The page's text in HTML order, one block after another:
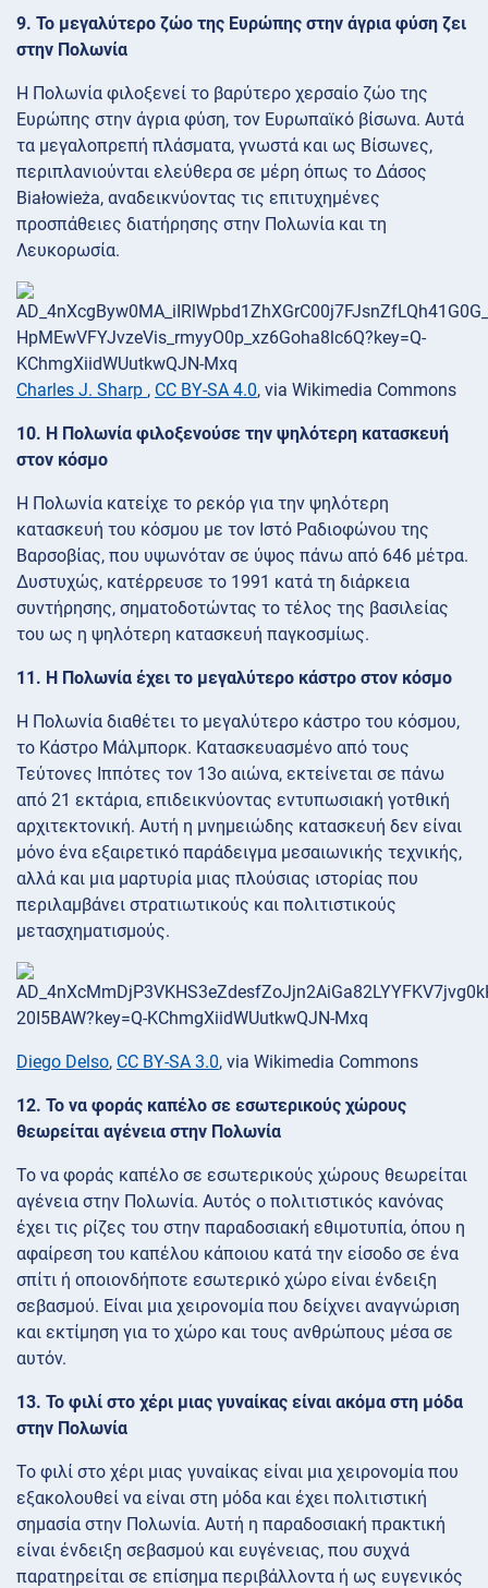
9. Το μεγαλύτερο ζώο της Ευρώπης στην άγρια φύση ζει
στην Πολωνία
Η Πολωνία φιλοξενεί το βαρύτερο χερσαίο ζώο της
Ευρώπης στην άγρια φύση, τον Ευρωπαϊκό βίσωνα. Αυτά
τα μεγαλοπρεπή πλάσματα, γνωστά και ως Βίσωνες,
περιπλανιούνται ελεύθερα σε μέρη όπως το Δάσος
Białowieża, αναδεικνύοντας τις επιτυχημένες
προσπάθειες διατήρησης στην Πολωνία και τη
Λευκορωσία.
Charles J. Sharp , CC BY-SA 4.0, via Wikimedia Commons
10. Η Πολωνία φιλοξενούσε την ψηλότερη κατασκευή
στον κόσμο
Η Πολωνία κατείχε το ρεκόρ για την ψηλότερη
κατασκευή του κόσμου με τον Ιστό Ραδιοφώνου της
Βαρσοβίας, που υψωνόταν σε ύψος πάνω από 646 μέτρα.
Δυστυχώς, κατέρρευσε το 1991 κατά τη διάρκεια
συντήρησης, σηματοδοτώντας το τέλος της βασιλείας
του ως η ψηλότερη κατασκευή παγκοσμίως.
11. Η Πολωνία έχει το μεγαλύτερο κάστρο στον κόσμο
Η Πολωνία διαθέτει το μεγαλύτερο κάστρο του κόσμου,
το Κάστρο Μάλμπορκ. Κατασκευασμένο από τους
Τεύτονες Ιππότες τον 13ο αιώνα, εκτείνεται σε πάνω
από 21 εκτάρια, επιδεικνύοντας εντυπωσιακή γοτθική
αρχιτεκτονική. Αυτή η μνημειώδης κατασκευή δεν είναι
μόνο ένα εξαιρετικό παράδειγμα μεσαιωνικής τεχνικής,
αλλά και μια μαρτυρία μιας πλούσιας ιστορίας που
περιλαμβάνει στρατιωτικούς και πολιτιστικούς
μετασχηματισμούς.
Diego Delso, CC BY-SA 3.0, via Wikimedia Commons
12. Το να φοράς καπέλο σε εσωτερικούς χώρους
θεωρείται αγένεια στην Πολωνία
Το να φοράς καπέλο σε εσωτερικούς χώρους θεωρείται
αγένεια στην Πολωνία. Αυτός ο πολιτιστικός κανόνας
έχει τις ρίζες του στην παραδοσιακή εθιμοτυπία, όπου η
αφαίρεση του καπέλου κάποιου κατά την είσοδο σε ένα
σπίτι ή οποιονδήποτε εσωτερικό χώρο είναι ένδειξη
σεβασμού. Είναι μια χειρονομία που δείχνει αναγνώριση
και εκτίμηση για το χώρο και τους ανθρώπους μέσα σε
αυτόν.
13. Το φιλί στο χέρι μιας γυναίκας είναι ακόμα στη μόδα
στην Πολωνία
Το φιλί στο χέρι μιας γυναίκας είναι μια χειρονομία που
εξακολουθεί να είναι στη μόδα και έχει πολιτιστική
σημασία στην Πολωνία. Αυτή η παραδοσιακή πρακτική
είναι ένδειξη σεβασμού και ευγένειας, που συχνά
παρατηρείται σε επίσημα περιβάλλοντα ή ως ευγενικός